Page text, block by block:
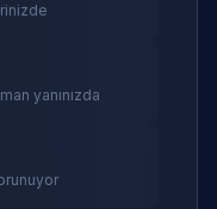
yanınızda